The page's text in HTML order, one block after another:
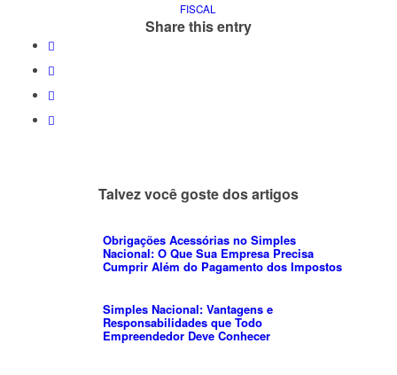
FISCAL
Share this entry
Talvez você goste dos artigos
Obrigações Acessórias no Simples
Nacional: O Que Sua Empresa Precisa
Cumprir Além do Pagamento dos Impostos
Simples Nacional: Vantagens e
Responsabilidades que Todo
Empreendedor Deve Conhecer